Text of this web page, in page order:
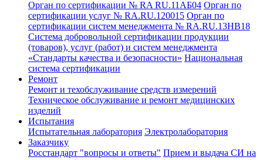
Орган по сертификации № RA RU.11АБ04 Орган по
сертификации услуг № RA.RU.120015 Орган по
сертификации систем менеджмента № RA.RU.13HB18
Система добровольной сертификации продукции
(товаров), услуг (работ) и систем менеджмента
«Стандарты качества и безопасности» Национальная
система сертификации
Ремонт
Ремонт и техобслуживание средств измерений
Техническое обслуживание и ремонт медицинских
изделий
Испытания
Испытательная лаборатория Электролаборатория
Заказчику
Росстандарт "вопросы и ответы" Прием и выдача СИ на